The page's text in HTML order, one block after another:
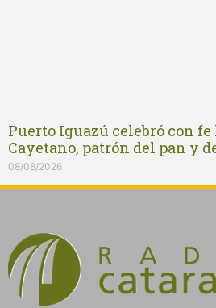
Puerto Iguazú celebró con fe
Cayetano, patrón del pan y
08/08/2026